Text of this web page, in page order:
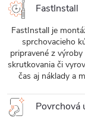
FastInstall
FastInstall je
sprchovacieho
pripravené z
skrutkovania či
čas aj náklady a
Povrchová